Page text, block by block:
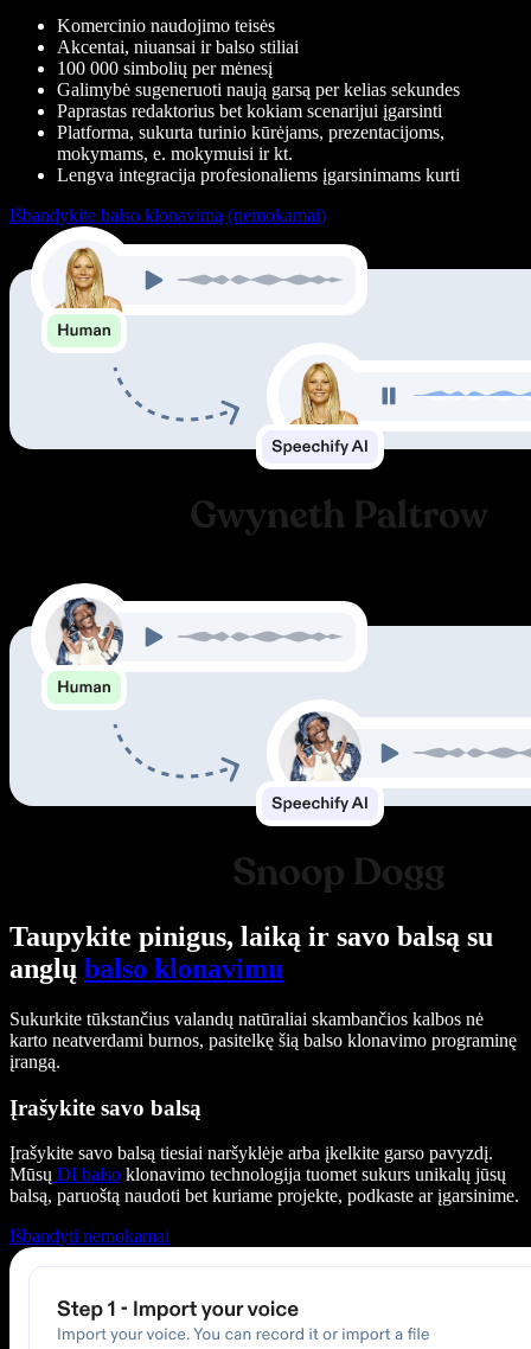
Komercinio naudojimo teisės
Akcentai, niuansai ir balso stiliai
100 000 simbolių per mėnesį
Galimybė sugeneruoti naują garsą per kelias sekundes
Paprastas redaktorius bet kokiam scenarijui įgarsinti
Platforma, sukurta turinio kūrėjams, prezentacijoms,
mokymams, e. mokymuisi ir kt.
Lengva integracija profesionaliems įgarsinimams kurti
Išbandykite balso klonavimą (nemokamai)
Taupykite pinigus, laiką ir savo balsą su
anglų balso klonavimu
Sukurkite tūkstančius valandų natūraliai skambančios kalbos nė
karto neatverdami burnos, pasitelkę šią balso klonavimo programinę
įrangą.
Įrašykite savo balsą
Įrašykite savo balsą tiesiai naršyklėje arba įkelkite garso pavyzdį.
Mūsų DI balso klonavimo technologija tuomet sukurs unikalų jūsų
balsą, paruoštą naudoti bet kuriame projekte, podkaste ar įgarsinime.
Išbandyti nemokamai